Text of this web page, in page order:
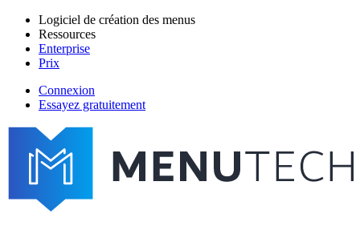
Aller
contenu
principal
Main
navigation
Logiciel de création des menus
Ressources
Enterprise
Prix
menutech
navigation
Connexion
Essayez gratuitement